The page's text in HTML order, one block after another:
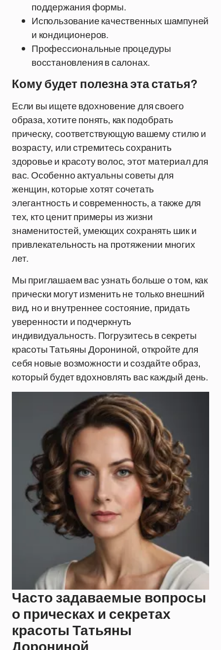
поддержания формы.
Использование качественных шампуней
и кондиционеров.
Профессиональные процедуры
восстановления в салонах.
Кому будет полезна эта статья?
Если вы ищете вдохновение для своего
образа, хотите понять, как подобрать
прическу, соответствующую вашему стилю и
возрасту, или стремитесь сохранить
здоровье и красоту волос, этот материал для
вас. Особенно актуальны советы для
женщин, которые хотят сочетать
элегантность и современность, а также для
тех, кто ценит примеры из жизни
знаменитостей, умеющих сохранять шик и
привлекательность на протяжении многих
лет.
Мы приглашаем вас узнать больше о том, как
прически могут изменить не только внешний
вид, но и внутреннее состояние, придать
уверенности и подчеркнуть
индивидуальность. Погрузитесь в секреты
красоты Татьяны Дорониной, откройте для
себя новые возможности и создайте образ,
который будет вдохновлять вас каждый день.
Часто задаваемые вопросы
о прическах и секретах
красоты Татьяны
Дорониной